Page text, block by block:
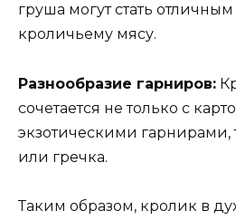
груша могут стать
кроличьему мясу.
Разнообразие гарниров:
сочетается не только с
экзотическими гарнирами,
или гречка.
Таким образом, кролик в